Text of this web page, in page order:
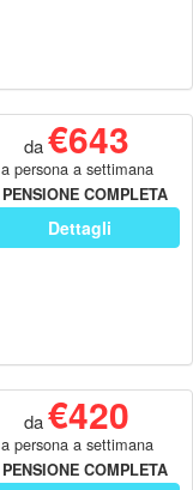
da€643
a persona a settimana
PENSIONE COMPLETA
Dettagli
da€420
a persona a settimana
PENSIONE COMPLETA